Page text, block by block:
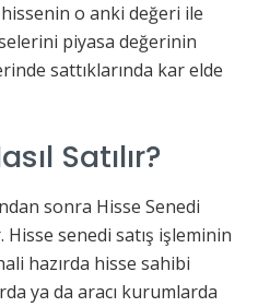
o anki değeri ile
piyasa değerinin
sattıklarında kar elde
Satılır?
sonra Hisse Senedi
Hisse senedi satış işleminin
hazırda hisse sahibi
ya da aracı kurumlarda